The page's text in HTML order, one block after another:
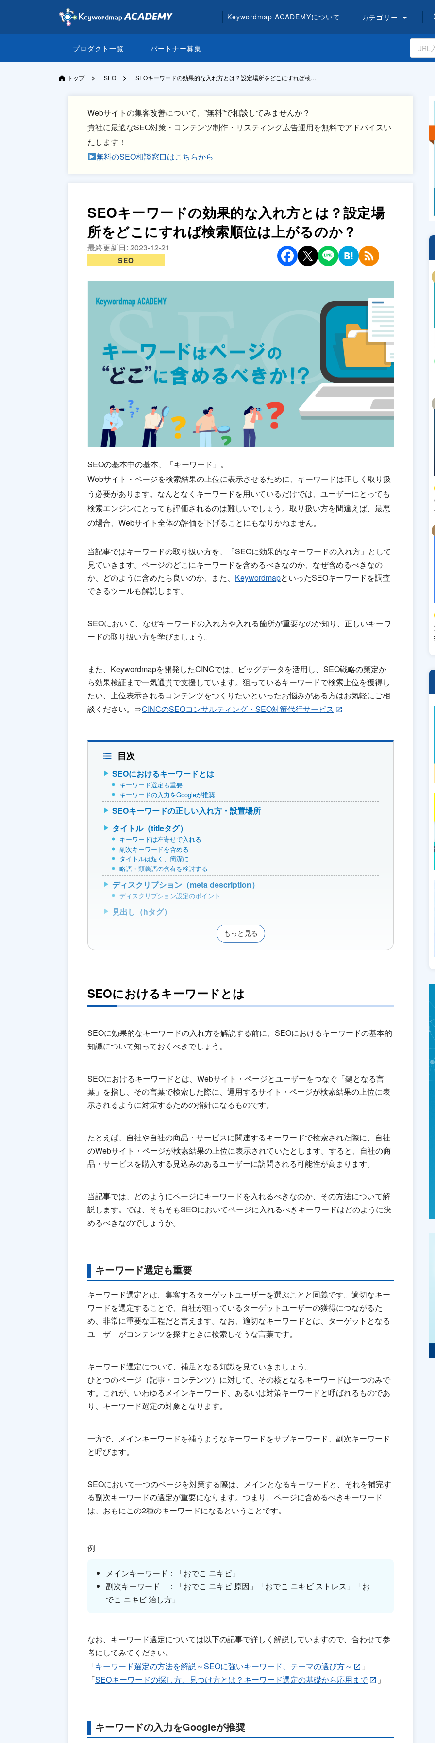
Keywordmap ACADEMYについて カテゴリー
プロダクト一覧 パートナー募集
トップ > SEO > SEOキーワードの効果的な入れ方とは？設定場所をどこにすれば検…
Webサイトの集客改善について、”無料”で相談してみませんか？
貴社に最適なSEO対策・コンテンツ制作・リスティング広告運用を無料でアドバイスい
たします！
無料のSEO相談窓口はこちらから
SEOキーワードの効果的な入れ方とは？設定場
所をどこにすれば検索順位は上がるのか？
最終更新日: 2023-12-21
SEO
SEOの基本中の基本、「キーワード」。
Webサイト・ページを検索結果の上位に表示させるために、キーワードは正しく取り扱
う必要があります。なんとなくキーワードを用いているだけでは、ユーザーにとっても
検索エンジンにとっても評価されるのは難しいでしょう。取り扱い方を間違えば、最悪
の場合、Webサイト全体の評価を下げることにもなりかねません。
当記事ではキーワードの取り扱い方を、「SEOに効果的なキーワードの入れ方」として
見ていきます。ページのどこにキーワードを含めるべきなのか、なぜ含めるべきなの
か、どのように含めたら良いのか、また、 KeywordmapといったSEOキーワードを調査
できるツールも解説します。
SEOにおいて、なぜキーワードの入れ方や入れる箇所が重要なのか知り、正しいキーワ
ードの取り扱い方を学びましょう。
また、Keywordmapを開発したCINCでは、ビッグデータを活用し、SEO戦略の策定か
ら効果検証まで一気通貫で支援しています。狙っているキーワードで検索上位を獲得し
たい、上位表示されるコンテンツをつくりたいといったお悩みがある方はお気軽にご相
談ください。⇒CINCのSEOコンサルティング・SEO対策代行サービス
目次
SEOにおけるキーワードとは
キーワード選定も重要
キーワードの入力をGoogleが推奨
SEOキーワードの正しい入れ方・設置場所
タイトル（titleタグ）
キーワードは左寄せで入れる
副次キーワードを含める
タイトルは短く、簡潔に
略語・類義語の含有を検討する
ディスクリプション（meta description）
ディスクリプション設定のポイント
見出し（hタグ）
もっと見る
SEOにおけるキーワードとは
SEOに効果的なキーワードの入れ方を解説する前に、SEOにおけるキーワードの基本的
知識について知っておくべきでしょう。
SEOにおけるキーワードとは、Webサイト・ページとユーザーをつなぐ「鍵となる言
葉」を指し、その言葉で検索した際に、運用するサイト・ページが検索結果の上位に表
示されるように対策するための指針になるものです。
たとえば、自社や自社の商品・サービスに関連するキーワードで検索された際に、自社
のWebサイト・ページが検索結果の上位に表示されていたとします。すると、自社の商
品・サービスを購入する見込みのあるユーザーに訪問される可能性が高まります。
当記事では、どのようにページにキーワードを入れるべきなのか、その方法について解
説します。では、そもそもSEOにおいてページに入れるべきキーワードはどのように決
めるべきなのでしょうか。
キーワード選定も重要
キーワード選定とは、集客するターゲットユーザーを選ぶことと同義です。適切なキー
ワードを選定することで、自社が狙っているターゲットユーザーの獲得につながるた
め、非常に重要な工程だと言えます。なお、適切なキーワードとは、ターゲットとなる
ユーザーがコンテンツを探すときに検索しそうな言葉です。
キーワード選定について、補足となる知識を見ていきましょう。
ひとつのページ（記事・コンテンツ）に対して、その核となるキーワードは一つのみで
す。これが、いわゆるメインキーワード、あるいは対策キーワードと呼ばれるものであ
り、キーワード選定の対象となります。
一方で、メインキーワードを補うようなキーワードをサブキーワード、副次キーワード
と呼びます。
SEOにおいて一つのページを対策する際は、メインとなるキーワードと、それを補完す
る副次キーワードの選定が重要になります。つまり、ページに含めるべきキーワード
は、おもにこの2種のキーワードになるということです。
例
メインキーワード：「おでこ ニキビ」
副次キーワード ：「おでこ ニキビ 原因」「おでこ ニキビ ストレス」「お
でこ ニキビ 治し方」
なお、キーワード選定については以下の記事で詳しく解説していますので、合わせて参
考にしてみてください。
「キーワード選定の方法を解説～SEOに強いキーワード、テーマの選び方～
」
「SEOキーワードの探し方、見つけ方とは？キーワード選定の基礎から応用まで 」
キーワードの入力をGoogleが推奨